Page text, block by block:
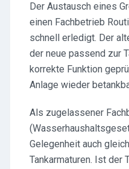
Der Austausch eines
einen Fachbetrieb
schnell erledigt. Der
der neue passend zur
korrekte Funktion
Anlage wieder
Als zugelassener
Gelegenheit auch
Tankarmaturen. Ist der